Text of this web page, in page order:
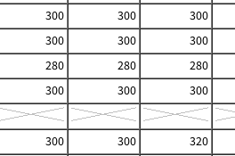
300 300
300
300 300
300
280 280
280
300 300
300
300 300
320